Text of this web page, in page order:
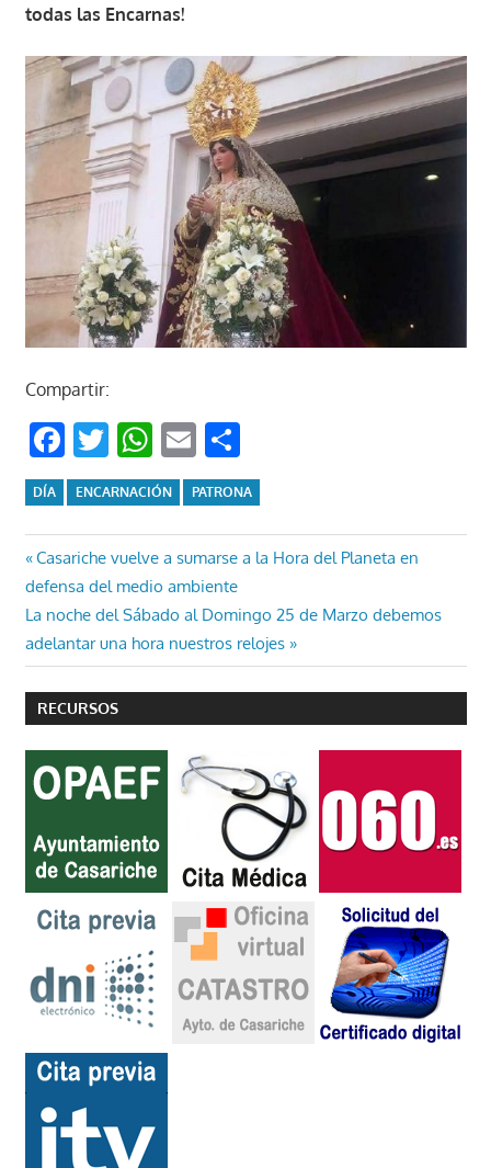
todas las Encarnas!
Compartir:
Facebook
Twitter
WhatsApp
EmailCompartir
DÍA ENCARNACIÓN PATRONA
Navegación
de
entradas
Entrada
anterior:
Casariche vuelve a sumarse a la Hora del Planeta en
defensa del medio ambiente
Entrada
siguiente:
La noche del Sábado al Domingo 25 de Marzo debemos
adelantar una hora nuestros relojes
RECURSOS